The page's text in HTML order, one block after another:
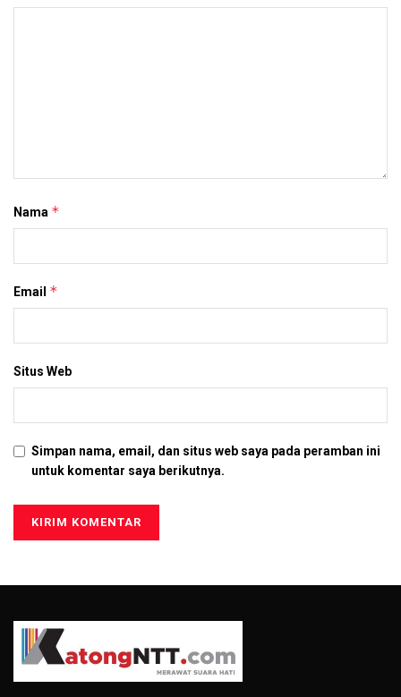
Nama *
Email *
Situs Web
Simpan nama, email, dan situs web saya pada peramban ini
untuk komentar saya berikutnya.